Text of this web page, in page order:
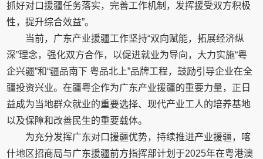
抓好对口援疆任务落实，完善工作机制，发挥援受双方积极
性，提升综合效益”。
当前，广东产业援疆工作坚持“双向赋能，拓展经济纵
深”理念，强化双方合作，以促进就业为导向，大力实施“粤
企兴疆”和“疆品南下 粤品北上”品牌工程，鼓励引导企业在全
疆投资兴业。在疆粤企作为广东产业援疆的重要力量，正日
益成为当地群众就业的重要选择、现代产业工人的培养基地
以及保障和改善民生的重要载体。
为充分发挥广东对口援疆优势，持续推进产业援疆，喀
什地区招商局与广东援疆前方指挥部计划于2025年在粤港澳